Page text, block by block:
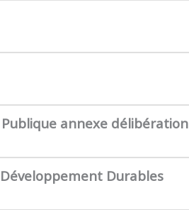
annexe délibération
Durables